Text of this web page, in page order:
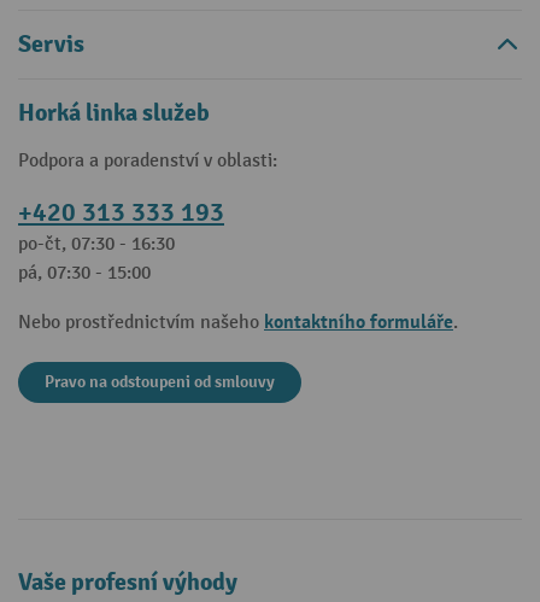
Servis
Horká linka služeb
Podpora a poradenství v oblasti:
+420 313 333 193
po-čt, 07:30 - 16:30
pá, 07:30 - 15:00
Nebo prostřednictvím našeho kontaktního formuláře.
Pravo na odstoupeni od smlouvy
Vaše profesní výhody